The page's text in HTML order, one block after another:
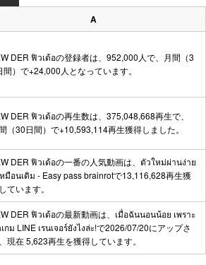
A
DER ฟิวเด้อの登録者は、952,000人で、月間（3
間）で+24,000人となっています。
DER ฟิวเด้อの再生数は、375,048,668再生で、
（30日間）で+10,593,114再生獲得しました。
DER ฟิวเด้อの一番の人気動画は、 ตัวใหม่ผ่านง่าย
หมือนเดิม - Easy pass brainrotで13,116,628再生獲
ています。
DER ฟิวเด้อの最新動画は、 เมื่อฉันนอนน้อย เพราะ
กม LINE เรนเจอร์ยังไงล่ะ!で2026/07/20にアップさ
現在 5,623再生を獲得しています。